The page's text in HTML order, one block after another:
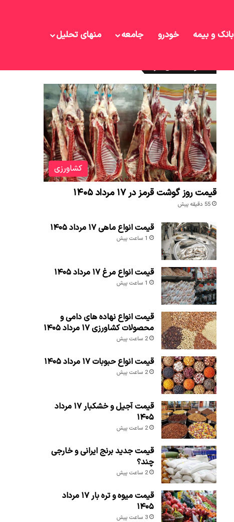
بانک و بیمه خودرو جامعه منهای تحلیل
کشاورزی
قیمت روز گوشت قرمز در ۱۷ مرداد ۱۴۰۵
55 دقیقه پیش
قیمت انواع ماهی ۱۷ مرداد ۱۴۰۵
1 ساعت پیش
قیمت انواع مرغ ۱۷ مرداد ۱۴۰۵
1 ساعت پیش
قیمت انواع نهاده های دامی و
محصولات کشاورزی ۱۷ مرداد ۱۴۰۵
2 ساعت پیش
قیمت انواع حبوبات ۱۷ مرداد ۱۴۰۵
2 ساعت پیش
قیمت آجیل و خشکبار ۱۷ مرداد
۱۴۰۵
2 ساعت پیش
قیمت جدید برنج ایرانی و خارجی
چند؟
2 ساعت پیش
قیمت میوه و تره بار ۱۷ مرداد
۱۴۰۵
3 ساعت پیش